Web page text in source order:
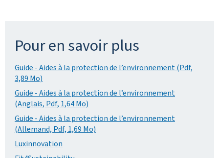
Pour en savoir plus
Guide - Aides à la protection de l’environnement (Pdf,
3,89 Mo)
Guide - Aides à la protection de l’environnement
(Anglais, Pdf, 1,64 Mo)
Guide - Aides à la protection de l’environnement
(Allemand, Pdf, 1,69 Mo)
Luxinnovation